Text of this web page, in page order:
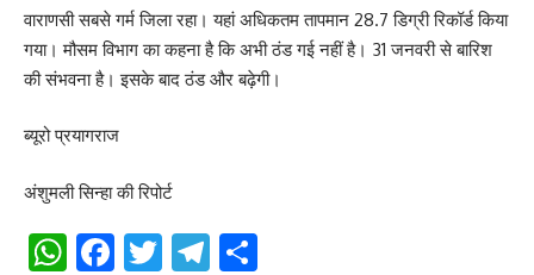
वाराणसी सबसे गर्म जिला रहा। यहां अधिकतम तापमान 28.7 डिग्री रिकॉर्ड किया
गया। मौसम विभाग का कहना है कि अभी ठंड गई नहीं है। 31 जनवरी से बारिश
की संभवना है। इसके बाद ठंड और बढ़ेगी।
ब्यूरो प्रयागराज
अंशुमली सिन्हा की रिपोर्ट
WhatsApp
Facebook
TwitterTelegram